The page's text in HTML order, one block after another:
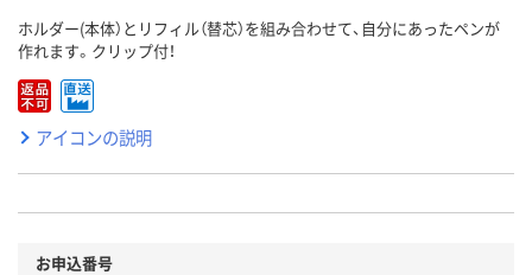
ホルダー(本体）とリフィル（替芯）を組み合わせて、自分にあったペンが
作れます。クリップ付！
アイコンの説明
お申込番号